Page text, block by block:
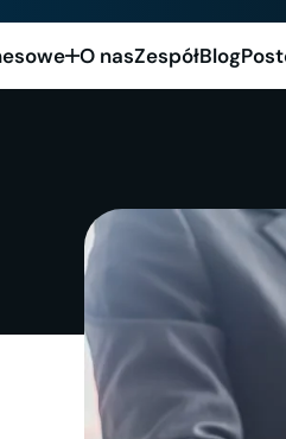
O nasZespółBlog